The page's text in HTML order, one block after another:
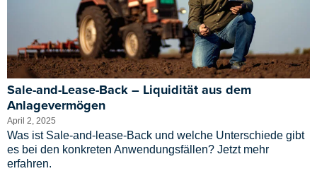
Sale-and-Lease-Back – Liquidität aus dem
Anlagevermögen
April 2, 2025
Was ist Sale-and-lease-Back und welche Unterschiede gibt
es bei den konkreten Anwendungsfällen? Jetzt mehr
erfahren.